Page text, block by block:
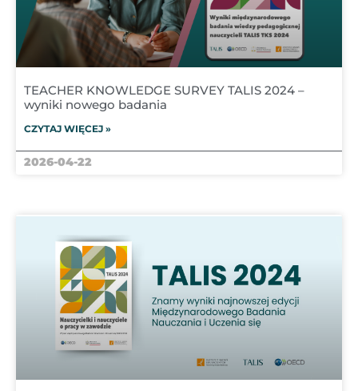
TEACHER KNOWLEDGE SURVEY TALIS 2024 –
wyniki nowego badania
CZYTAJ WIĘCEJ »
2026-04-22